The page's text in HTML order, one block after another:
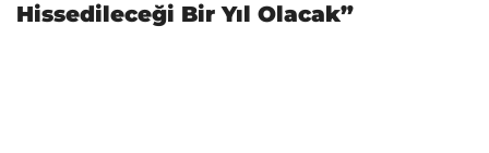
Hissedileceği Bir Yıl Olacak”